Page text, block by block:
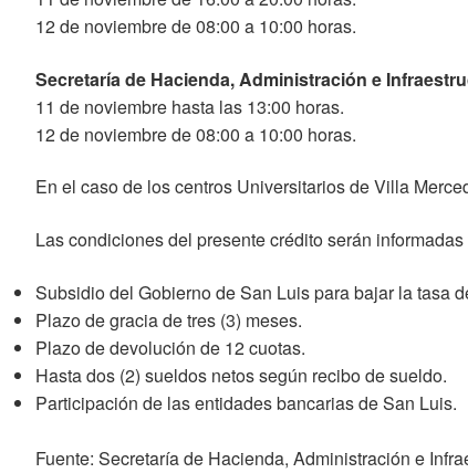
12 de noviembre de 08:00 a 10:00 horas.
Secretaría de Hacienda, Administración e
11 de noviembre hasta las 13:00 horas.
12 de noviembre de 08:00 a 10:00 horas.
En el caso de los centros Universitarios de Villa
Las condiciones del presente crédito serán
Subsidio del Gobierno de San Luis para bajar la tasa
Plazo de gracia de tres (3) meses.
Plazo de devolución de 12 cuotas.
Hasta dos (2) sueldos netos según recibo de sueldo.
Participación de las entidades bancarias de San Luis.
Fuente: Secretaría de Hacienda, Administración e